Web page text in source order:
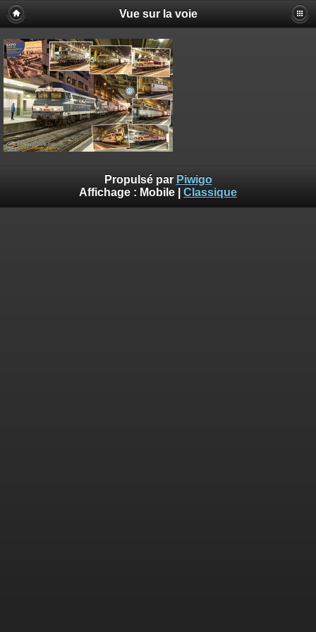
Vue sur la voie
Propulsé par Piwigo
Affichage : Mobile Classique